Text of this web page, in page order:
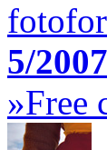
5/2007
»Free